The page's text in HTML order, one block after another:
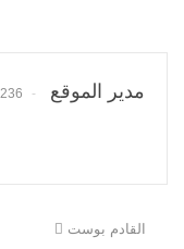
مدير الموقع 5236
القادم بوست